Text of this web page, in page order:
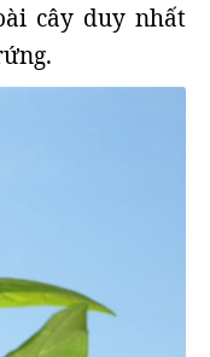
cây duy nhất